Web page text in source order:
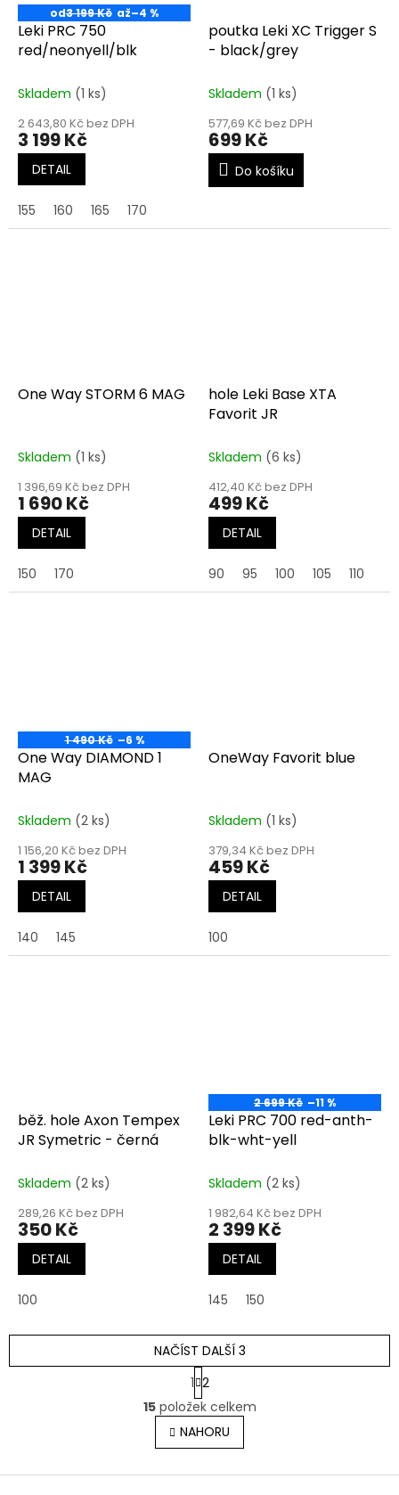
od3 199 Kč až–4 %
Leki PRC 750
red/neonyell/blk
Skladem (1 ks)
2 643,80 Kč bez DPH
3 199 Kč
DETAIL
155 160 165 170
poutka Leki XC Trigger S
- black/grey
Skladem (1 ks)
577,69 Kč bez DPH
699 Kč
Do košíku
One Way STORM 6 MAG
Skladem (1 ks)
1 396,69 Kč bez DPH
1 690 Kč
DETAIL
150 170
hole Leki Base XTA
Favorit JR
Skladem (6 ks)
412,40 Kč bez DPH
499 Kč
DETAIL
90 95 100 105 110
1 490 Kč –6 %
One Way DIAMOND 1
MAG
Skladem (2 ks)
1 156,20 Kč bez DPH
1 399 Kč
DETAIL
140 145
OneWay Favorit blue
Skladem (1 ks)
379,34 Kč bez DPH
459 Kč
DETAIL
100
běž. hole Axon Tempex
JR Symetric - černá
Skladem (2 ks)
289,26 Kč bez DPH
350 Kč
DETAIL
100
2 699 Kč –11 %
Leki PRC 700 red-anth-
blk-wht-yell
Skladem (2 ks)
1 982,64 Kč bez DPH
2 399 Kč
DETAIL
145 150
O
v
l
á
NAČÍST DALŠÍ 3
S
t
r
á
n
k
v
1 2
15položek celkem
NAHORU
Z